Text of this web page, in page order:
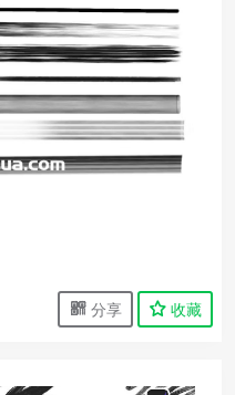
分享 收藏